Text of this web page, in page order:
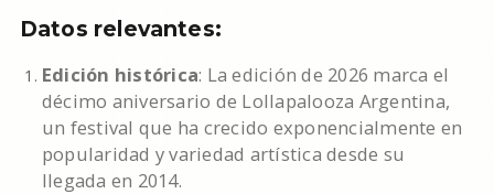
Datos relevantes:
Edición histórica: La edición de 2026 marca el
décimo aniversario de Lollapalooza Argentina,
un festival que ha crecido exponencialmente en
popularidad y variedad artística desde su
llegada en 2014.